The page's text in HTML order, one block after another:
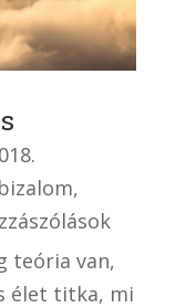
,
teória van,
élet titka, mi